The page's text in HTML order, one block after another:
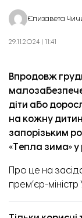
Шлях додому
Відбудова.
Про нас
Єлизавета
29.11.2024 | 11:41
Впродовж
діти або
на кожну
запорізьким
«Тепла зима»у
Про це на
прем’єр-